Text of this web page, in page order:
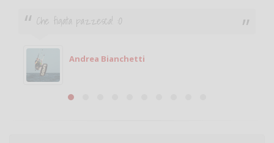
Ciao. Sono a Treviglio da poco e vorrei tornare a
giocare. Se sei in zona e puoi giocare fammi sapere.
Michele
Michele Miglionico